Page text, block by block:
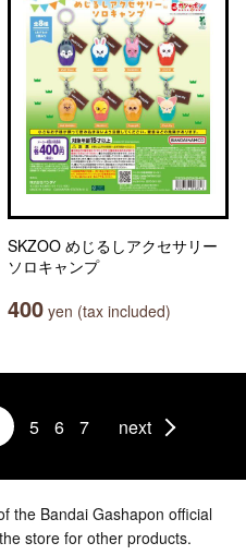
SKZOO めじるしアクセサリー
ソロキャンプ
400 yen (tax included)
5 6 7 next
the Bandai Gashapon official
store for other products.